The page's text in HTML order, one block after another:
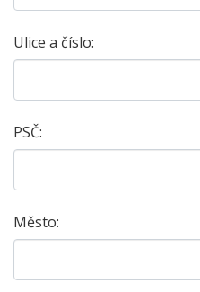
Ulice a číslo:
PSČ:
Město: